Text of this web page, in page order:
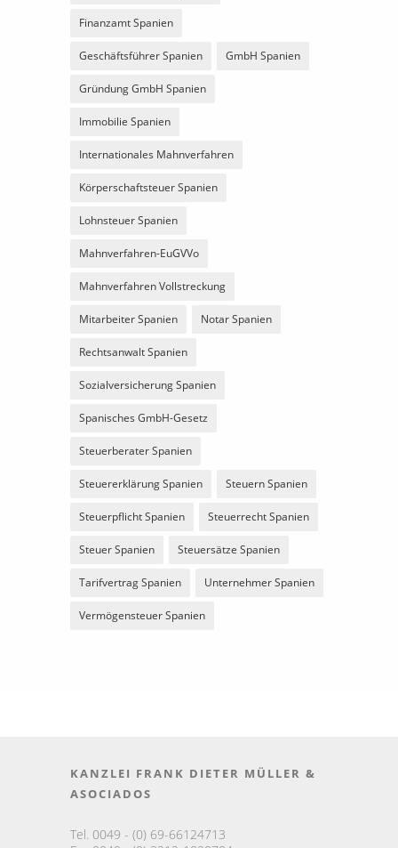
Finanzamt Spanien
Geschäftsführer Spanien GmbH Spanien
Gründung GmbH Spanien
Immobilie Spanien
Internationales Mahnverfahren
Körperschaftsteuer Spanien
Lohnsteuer Spanien
Mahnverfahren-EuGVVo
Mahnverfahren Vollstreckung
Mitarbeiter Spanien Notar Spanien
Rechtsanwalt Spanien
Sozialversicherung Spanien
Spanisches GmbH-Gesetz
Steuerberater Spanien
Steuererklärung Spanien Steuern Spanien
Steuerpflicht Spanien Steuerrecht Spanien
Steuer Spanien Steuersätze Spanien
Tarifvertrag Spanien Unternehmer Spanien
Vermögensteuer Spanien
KANZLEI FRANK DIETER MÜLLER &
ASOCIADOS
Tel. 0049 - (0) 69-66124713